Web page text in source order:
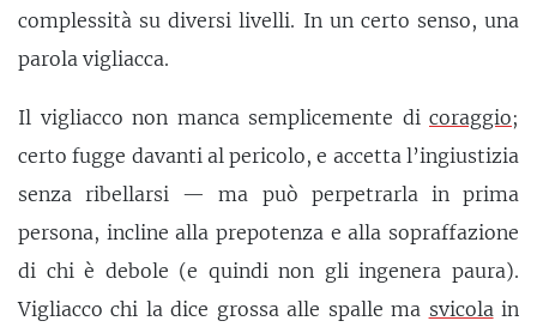
complessità su diversi livelli. In un certo senso, una
parola vigliacca.
Il vigliacco non manca semplicemente di coraggio;
certo fugge davanti al pericolo, e accetta l’ingiustizia
senza ribellarsi — ma può perpetrarla in prima
persona, incline alla prepotenza e alla sopraffazione
di chi è debole (e quindi non gli ingenera paura).
Vigliacco chi la dice grossa alle spalle ma svicolain